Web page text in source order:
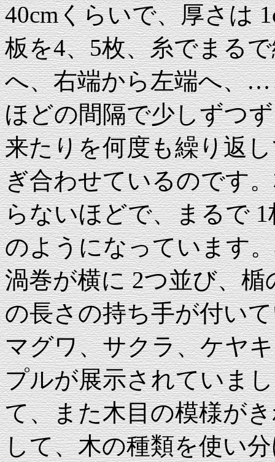
40cmくらいで、厚さは
板を4、5枚、糸でまる
へ、右端から左端へ、…
ほどの間隔で少しずつ
来たりを何度も繰り返
ぎ合わせているのです
らないほどで、まるで
のようになっています
渦巻が横に 2つ並び、
の長さの持ち手が付い
マグワ、サクラ、ケヤ
プルが展示されていま
て、また木目の模様が
して、木の種類を使い